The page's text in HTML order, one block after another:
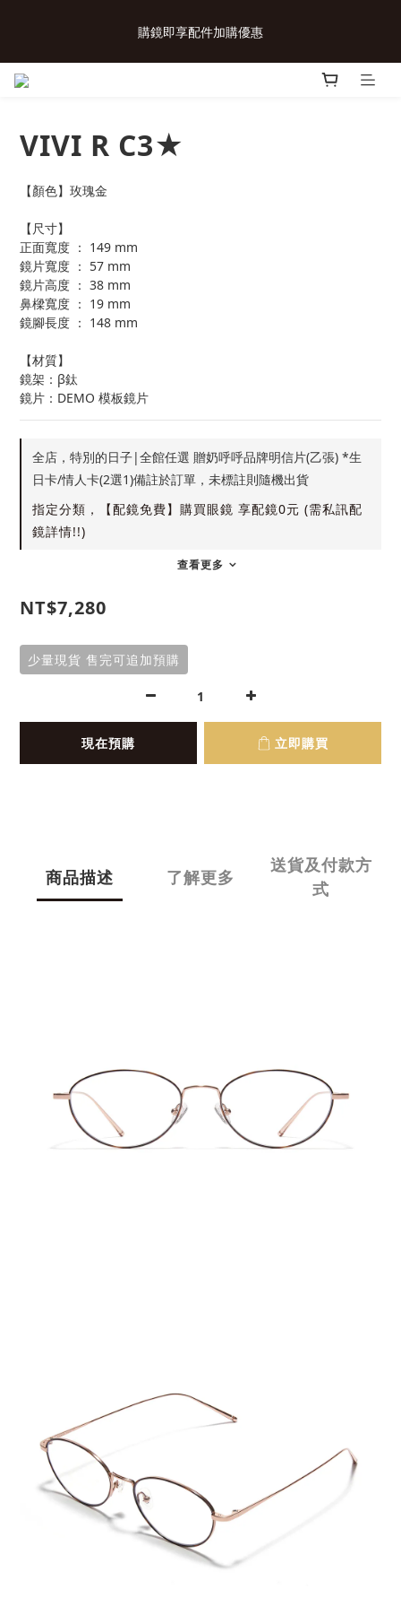
卡/情人卡(2選1)
購鏡即享配件加購優惠
💗致...特別的日子💗 | 全館任選 贈奶呼呼品牌明信片(乙張) *生日
VIVI R C3★
【顏色】玫瑰金
【尺寸】
正面寬度 ： 149 mm
鏡片寬度 ： 57 mm
鏡片高度 ： 38 mm
鼻樑寬度 ： 19 mm
鏡腳長度 ： 148 mm
【材質】
鏡架：β鈦
鏡片：DEMO 模板鏡片
全店，特別的日子|全館任選 贈奶呼呼品牌明信片(乙張) *生
日卡/情人卡(2選1)備註於訂單，未標註則隨機出貨
指定分類，【配鏡免費】購買眼鏡 享配鏡0元 (需私訊配
鏡詳情!!)
查看更多
NT$7,280
少量現貨 售完可追加預購
現在預購 立即購買
商品描述 了解更多
送貨及付款方
式